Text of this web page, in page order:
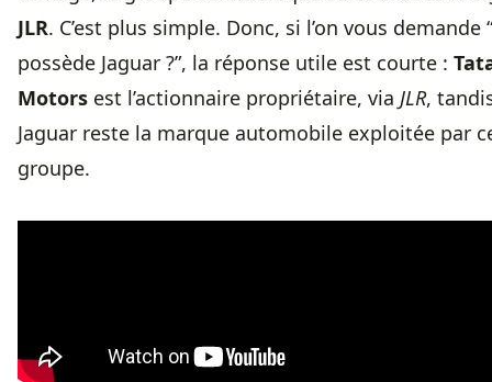
JLR. C’est plus simple. Donc, si l’on vous demande
possède Jaguar ?”, la réponse utile est courte :
Motors est l’actionnaire propriétaire, via JLR,
Jaguar reste la marque automobile exploitée par
groupe.